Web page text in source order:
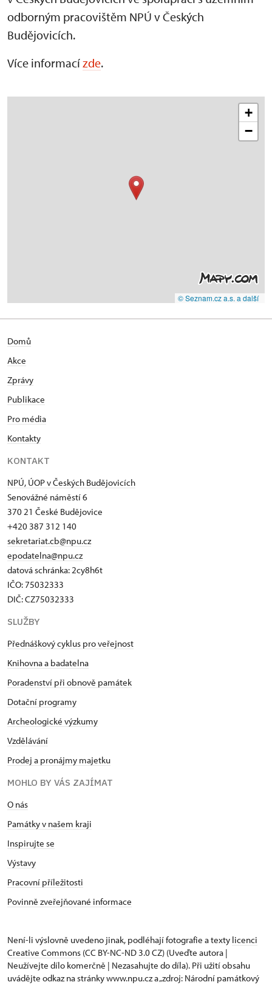
odborným pracovištěm NPÚ v Českých
Budějovicích.
Více informacízde.
+
−
© Seznam.cz a.s. a další
Domů
Akce
Zprávy
Publikace
Pro média
Kontakty
KONTAKT
NPÚ, ÚOP v Českých Budějovicích
Senovážné náměstí 6
370 21 České Budějovice
+420 387 312 140
sekretariat.cb@npu.cz
epodatelna@npu.cz
datová schránka: 2cy8h6t​
IČO: 75032333
DIČ: CZ75032333
SLUŽBY
Přednáškový cyklus pro veřejnost
Knihovna a badatelna
Poradenství při obnově památek
Dotační programy
Archeologické výzkumy
Vzdělávání
Prodej a pronájmy majetku
MOHLO BY VÁS ZAJÍMAT
O nás
Památky v našem kraji
Inspirujte se
Výstavy
Pracovní příležitosti
Povinně zveřejňované informace
Není-li výslovně uvedeno jinak, podléhají fotografie a texty licenci
Creative Commons (CC BY-NC-ND 3.0 CZ) (Uveďte autora |
Neužívejte dílo komerčně | Nezasahujte do díla). Při užití obsahu
uvádějte odkaz na stránky www.npu.cz a „zdroj: Národní památkový